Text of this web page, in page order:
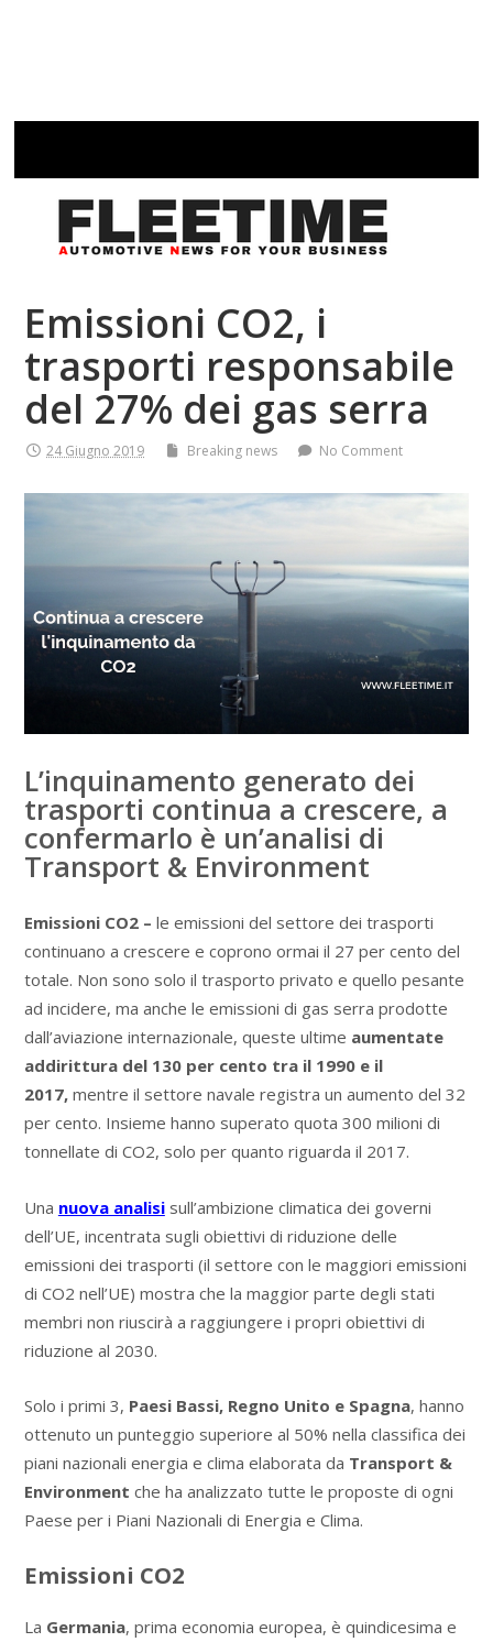
Emissioni CO2, i
trasporti responsabile
del 27% dei gas serra
24 Giugno 2019 Breaking news No Comment
L’inquinamento generato dei
trasporti continua a crescere, a
confermarlo è un’analisi di
Transport & Environment
Emissioni CO2 – le emissioni del settore dei trasporti
continuano a crescere e coprono ormai il 27 per cento del
totale. Non sono solo il trasporto privato e quello pesante
ad incidere, ma anche le emissioni di gas serra prodotte
dall’aviazione internazionale, queste ultime aumentate
addirittura del 130 per cento tra il 1990 e il
2017,mentre il settore navale registra un aumento del 32
per cento. Insieme hanno superato quota 300 milioni di
tonnellate di CO2, solo per quanto riguarda il 2017.
Una nuova analisisull’ambizione climatica dei governi
dell’UE, incentrata sugli obiettivi di riduzione delle
emissioni dei trasporti (il settore con le maggiori emissioni
di CO2 nell’UE) mostra che la maggior parte degli stati
membri non riuscirà a raggiungere i propri obiettivi di
riduzione al 2030.
Solo i primi 3, Paesi Bassi, Regno Unito e Spagna, hanno
ottenuto un punteggio superiore al 50% nella classifica dei
piani nazionali energia e clima elaborata da Transport &
Environment che ha analizzato tutte le proposte di ogni
Paese per i Piani Nazionali di Energia e Clima.
Emissioni CO2
La Germania, prima economia europea, è quindicesima e